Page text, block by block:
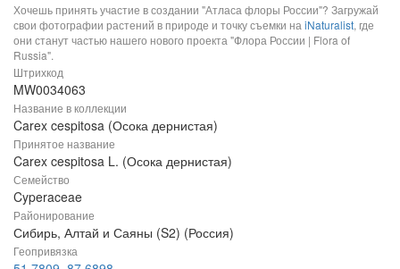
Хочешь принять участие в создании "Атласа флоры России"? Загружай
свои фотографии растений в природе и точку съемки на iNaturalist, где
они станут частью нашего нового проекта "Флора России | Flora of
Russia".
Штрихкод
MW0034063
Название в коллекции
Carex cespitosa (Осока дернистая)
Принятое название
Carex cespitosa L. (Осока дернистая)
Семейство
Cyperaceae
Районирование
Сибирь, Алтай и Саяны (S2) (Россия)
Геопривязка